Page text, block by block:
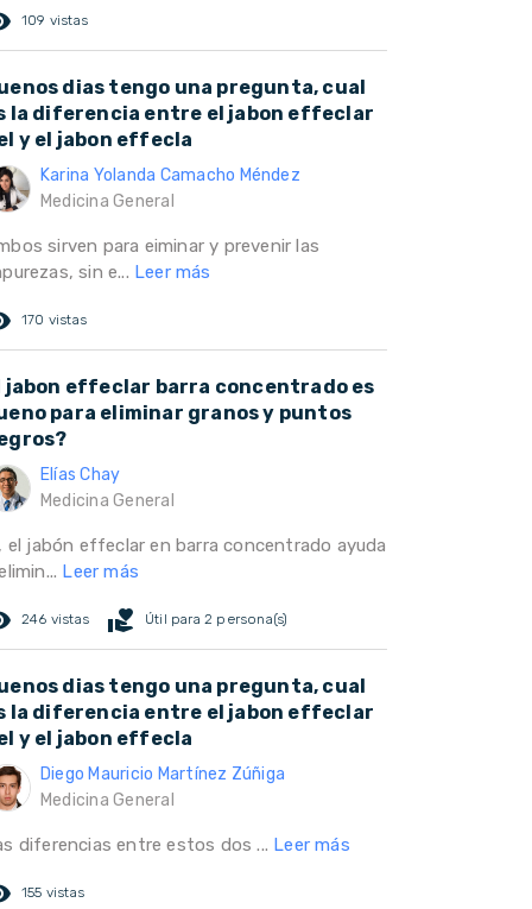
109 vistas
dias tengo una pregunta, cual
la diferencia entre el jabon effeclar
y el jabon effecla
Karina Yolanda Camacho Méndez
Medicina General
sirven para eiminar y prevenir las
sin e... Leer más
170 vistas
jabon effeclar barra concentrado es
para eliminar granos y puntos
Elías Chay
Medicina General
el jabón effeclar en barra concentrado ayuda
Leer más
246 vistas volunteer_activism Útil para 2 persona(s)
dias tengo una pregunta, cual
la diferencia entre el jabon effeclar
y el jabon effecla
Diego Mauricio Martínez Zúñiga
Medicina General
diferencias entre estos dos ... Leer más
155 vistas